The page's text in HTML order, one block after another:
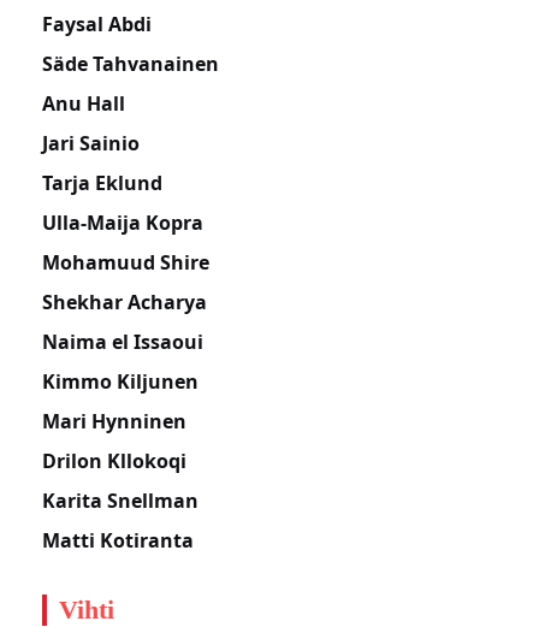
Faysal Abdi
Säde Tahvanainen
Anu Hall
Jari Sainio
Tarja Eklund
Ulla-Maija Kopra
Mohamuud Shire
Shekhar Acharya
Naima el Issaoui
Kimmo Kiljunen
Mari Hynninen
Drilon Kllokoqi
Karita Snellman
Matti Kotiranta
Vihti